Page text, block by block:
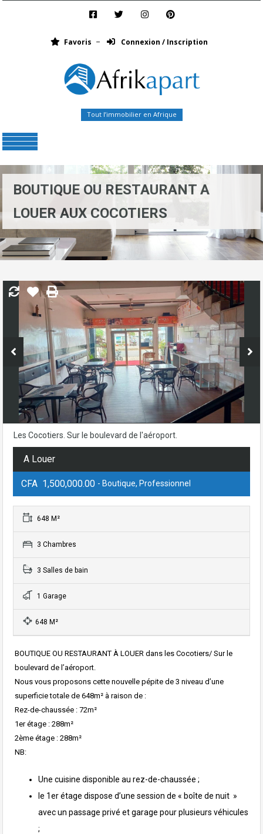
Favoris Connexion / Inscription
Tout l’immobilier en Afrique
BOUTIQUE OU RESTAURANT A
LOUER AUX COCOTIERS
Les Cocotiers. Sur le boulevard de l'aéroport.
A Louer
CFA 1,500,000.00 - Boutique, Professionnel
648 M²
3 Chambres
3 Salles de bain
1 Garage
648 M²
BOUTIQUE OU RESTAURANT À LOUER dans les Cocotiers/ Sur le
boulevard de l’aéroport.
Nous vous proposons cette nouvelle pépite de 3 niveau d’une
superficie totale de 648m² à raison de :
Rez-de-chaussée : 72m²
1er étage : 288m²
2ème étage : 288m²
NB:
Une cuisine disponible au rez-de-chaussée ;
le 1er étage dispose d’une session de « boîte de nuit »
avec un passage privé et garage pour plusieurs véhicules
;